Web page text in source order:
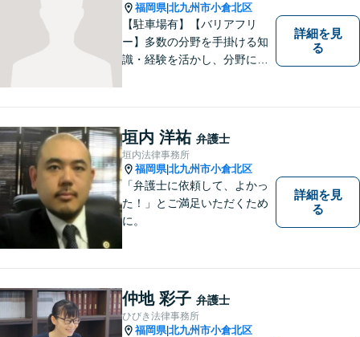
福岡県|北九州市小倉北区
【駐車場有】【バリアフリ
ー】多数の分野を手掛ける知
識・経験を活かし、分野にと
かりやすいリーガルサービス
を提供致します。メール相談
やビデオ面談にも柔軟に対応
しております。 まずは、ご相
談ください。
詳細を見
る
垣内 洋祐 弁護士
垣内法律事務所
福岡県|北九州市小倉北区
「弁護士に依頼して、よかっ
た！」とご満足いただくため
に。
詳細を見
る
仲地 彩子 弁護士
ひびき法律事務所
福岡県|北九州市小倉北区